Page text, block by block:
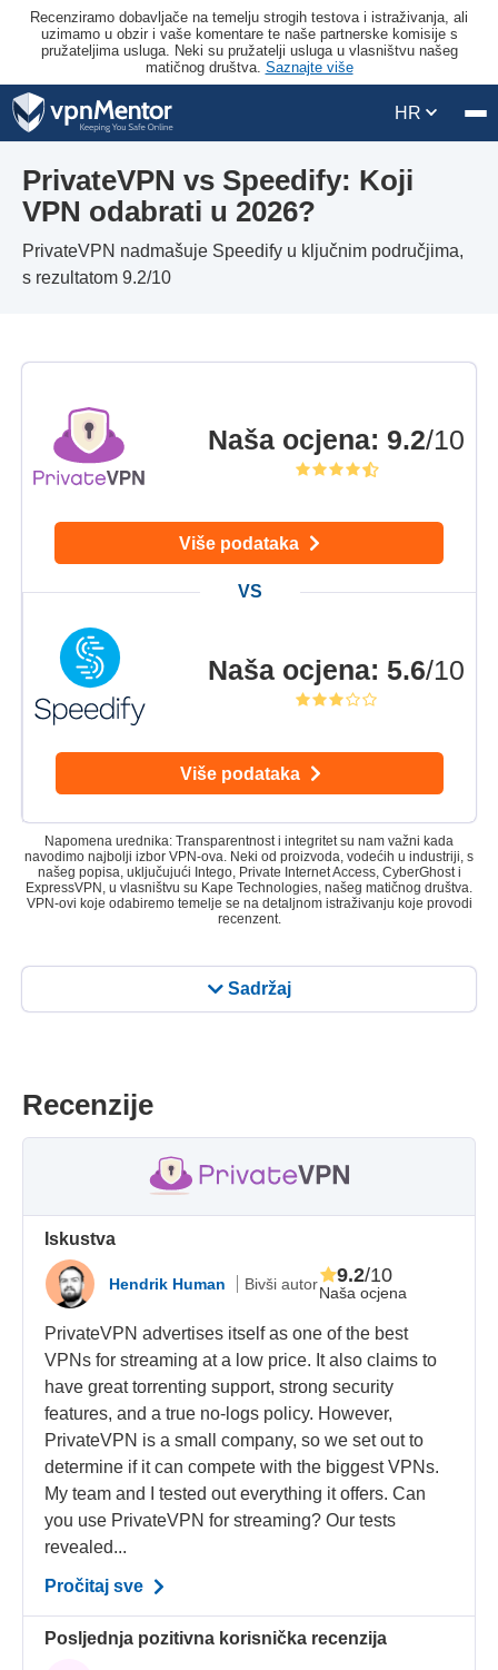
Recenziramo dobavljače na temelju strogih testova i istraživanja, ali
uzimamo u obzir i vaše komentare te naše partnerske komisije s
pružateljima usluga. Neki su pružatelji usluga u vlasništvu našeg
matičnog društva. Saznajte više
HR
PrivateVPN vs Speedify: Koji
VPN odabrati u 2026?
PrivateVPN nadmašuje Speedify u ključnim područjima,
s rezultatom 9.2/10
Sadržaj
Naša ocjena: 9.2/10
Više podataka
Naša ocjena: 5.6/10
Više podataka
Napomena urednika: Transparentnost i integritet su nam važni kada
navodimo najbolji izbor VPN-ova. Neki od proizvoda, vodećih u industriji, s
našeg popisa, uključujući Intego, Private Internet Access, CyberGhost i
ExpressVPN, u vlasništvu su Kape Technologies, našeg matičnog društva.
VPN-ovi koje odabiremo temelje se na detaljnom istraživanju koje provodi
recenzent.
Recenzije
Iskustva
Hendrik Human Bivši autorNaša ocjena
9.2/10
PrivateVPN advertises itself as one of the best
VPNs for streaming at a low price. It also claims to
have great torrenting support, strong security
features, and a true no-logs policy. However,
PrivateVPN is a small company, so we set out to
determine if it can compete with the biggest VPNs.
My team and I tested out everything it offers. Can
you use PrivateVPN for streaming? Our tests
revealed...
Pročitaj sve
Posljednja pozitivna korisnička recenzija